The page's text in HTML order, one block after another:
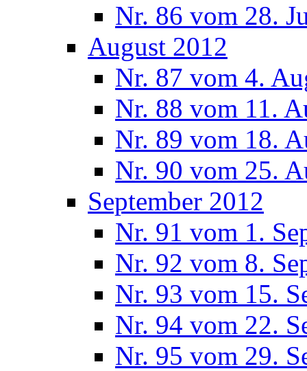
Nr. 86 vom 28.
August 2012
Nr. 87 vom 4.
Nr. 88 vom 11.
Nr. 89 vom 18.
Nr. 90 vom 25.
September 2012
Nr. 91 vom 1.
Nr. 92 vom 8.
Nr. 93 vom 15.
Nr. 94 vom 22.
Nr. 95 vom 29.